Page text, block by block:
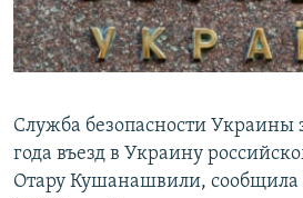
ПОБЕДИТЕЛЕЙ НЕ СУДЯТ?
КРЫМ.НЕПОКОРЕННЫЙ
УКРАИНСКАЯ ПРОБЛЕМА КРЫМА
ПРИСОЕДИНЯЙТЕСЬ!
Все сайты RFE/RL
Служба безопасности Украины
года въезд в Украину
Отару Кушанашвили, сообщила